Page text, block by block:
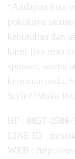
“Andapun bisa
pokoknya
kebutuhan dan
kami jika mau
sponsor, warna
kemauan anda.
Style??Make
HP : 0857-2506-
LINE ID :
WEB : http://